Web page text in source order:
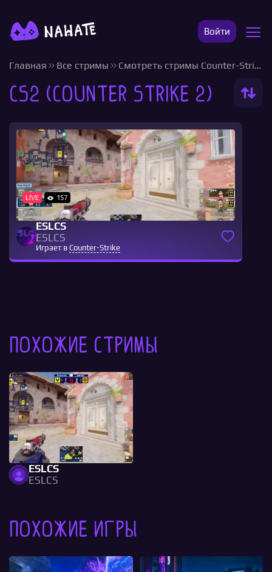
Войти
Главная Все стримы Смотреть стримы Counter-Strike
CS2 (Counter Strike 2)
LIVE 157
ESLCS
ESLCS
Играет в Counter-Strike
Похожие стримы
ESLCS
ESLCS
Похожие игры